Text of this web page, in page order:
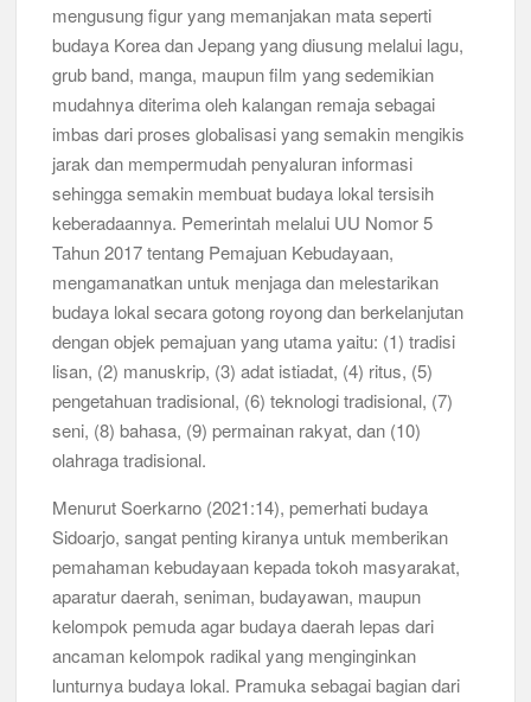
mengusung figur yang memanjakan mata seperti
budaya Korea dan Jepang yang diusung melalui lagu,
grub band, manga, maupun film yang sedemikian
mudahnya diterima oleh kalangan remaja sebagai
imbas dari proses globalisasi yang semakin mengikis
jarak dan mempermudah penyaluran informasi
sehingga semakin membuat budaya lokal tersisih
keberadaannya. Pemerintah melalui UU Nomor 5
Tahun 2017 tentang Pemajuan Kebudayaan,
mengamanatkan untuk menjaga dan melestarikan
budaya lokal secara gotong royong dan berkelanjutan
dengan objek pemajuan yang utama yaitu: (1) tradisi
lisan, (2) manuskrip, (3) adat istiadat, (4) ritus, (5)
pengetahuan tradisional, (6) teknologi tradisional, (7)
seni, (8) bahasa, (9) permainan rakyat, dan (10)
olahraga tradisional.
Menurut Soerkarno (2021:14), pemerhati budaya
Sidoarjo, sangat penting kiranya untuk memberikan
pemahaman kebudayaan kepada tokoh masyarakat,
aparatur daerah, seniman, budayawan, maupun
kelompok pemuda agar budaya daerah lepas dari
ancaman kelompok radikal yang menginginkan
lunturnya budaya lokal. Pramuka sebagai bagian dari